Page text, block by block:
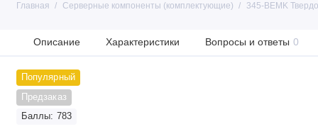
Главная Серверные компоненты (комплектующие) 345-BEMK
Описание Характеристики Вопросы и ответы 0
Популярный
Предзаказ
Баллы: 783